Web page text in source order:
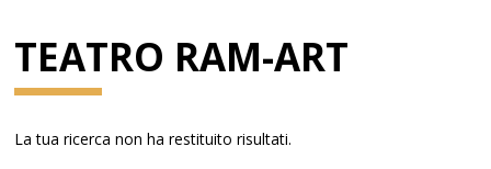
TEATRO RAM-ART
La tua ricerca non ha restituito risultati.